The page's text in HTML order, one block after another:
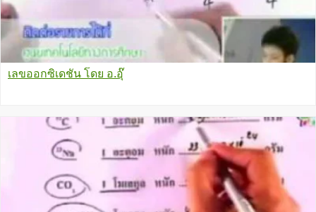
เลขออกซิเดชัน โดย อ.อุ๊